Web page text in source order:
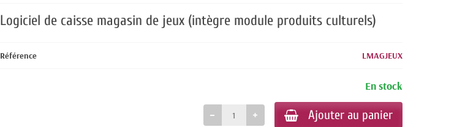
Logiciel de caisse magasin de jeux (intègre module produits culturels)
Référence LMAGJEUX
En stock
Ajouter au panier